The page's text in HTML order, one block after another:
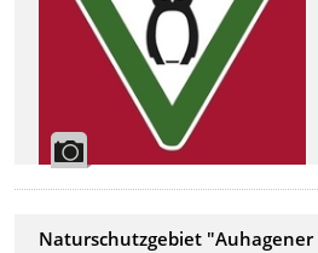
Naturschutzgebiet "Auhagener